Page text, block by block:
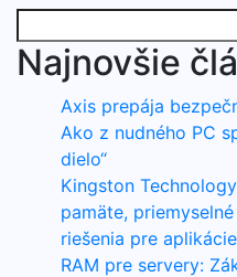
Najnovšie
Axis prepája
Ako z nudného PC
dielo“
Kingston
pamäte,
riešenia pre
RAM pre servery: